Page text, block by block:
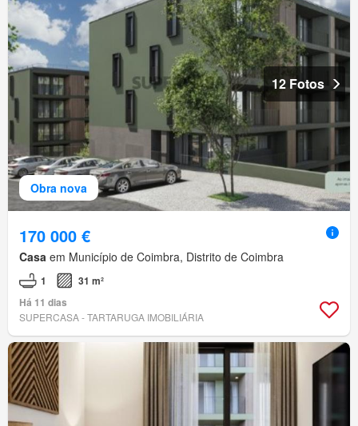
Obra nova
12 Fotos
170 000 €
Casa em Município de Coimbra, Distrito de Coimbra
1
31 m²
Há 11 dias
SUPERCASA - TARTARUGA IMOBILIÁRIA